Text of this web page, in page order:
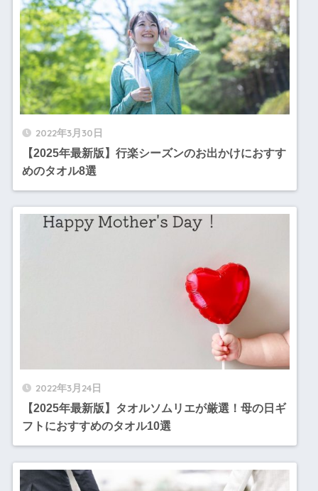
2022年3月30日
【2025年最新版】行楽シーズンのお出かけにおすす
めのタオル8選
2022年3月24日
【2025年最新版】タオルソムリエが厳選！母の日ギ
フトにおすすめのタオル10選